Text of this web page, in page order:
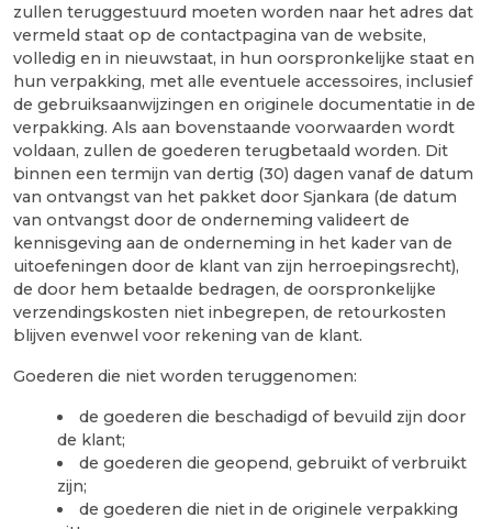
zullen teruggestuurd moeten worden naar het adres dat
vermeld staat op de contactpagina van de website,
volledig en in nieuwstaat, in hun oorspronkelijke staat en
hun verpakking, met alle eventuele accessoires, inclusief
de gebruiksaanwijzingen en originele documentatie in de
verpakking. Als aan bovenstaande voorwaarden wordt
voldaan, zullen de goederen terugbetaald worden. Dit
binnen een termijn van dertig (30) dagen vanaf de datum
van ontvangst van het pakket door Sjankara (de datum
van ontvangst door de onderneming valideert de
kennisgeving aan de onderneming in het kader van de
uitoefeningen door de klant van zijn herroepingsrecht),
de door hem betaalde bedragen, de oorspronkelijke
verzendingskosten niet inbegrepen, de retourkosten
blijven evenwel voor rekening van de klant.
Goederen die niet worden teruggenomen:
de goederen die beschadigd of bevuild zijn door
de klant;
de goederen die geopend, gebruikt of verbruikt
zijn;
de goederen die niet in de originele verpakking